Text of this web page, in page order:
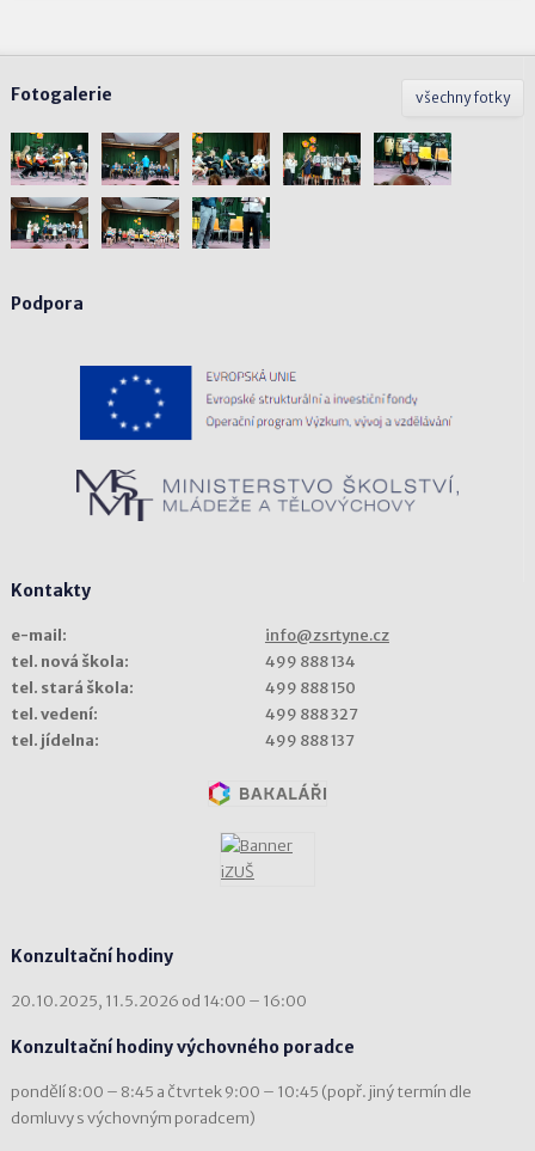
všechny fotky
Fotogalerie
Podpora
Kontakty
e-mail:
info@zsrtyne.cz
tel. nová škola:
499 888 134
tel. stará škola:
499 888 150
tel. vedení:
499 888 327
tel. jídelna:
499 888 137
Konzultační hodiny
20.10.2025, 11.5.2026 od 14:00 – 16:00
Konzultační hodiny výchovného poradce
pondělí 8:00 – 8:45 a čtvrtek 9:00 – 10:45 (popř. jiný termín dle
domluvy s výchovným poradcem)